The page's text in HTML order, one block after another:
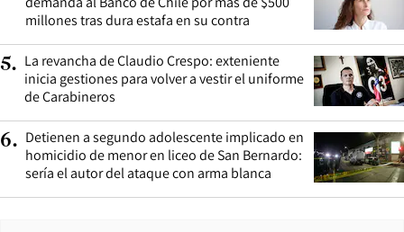
millones tras dura estafa en su contra
5. La revancha de Claudio Crespo: exteniente
inicia gestiones para volver a vestir el uniforme
de Carabineros
6. Detienen a segundo adolescente implicado en
homicidio de menor en liceo de San Bernardo:
sería el autor del ataque con arma blanca